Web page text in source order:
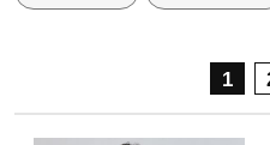
ライフスタイルウ
1